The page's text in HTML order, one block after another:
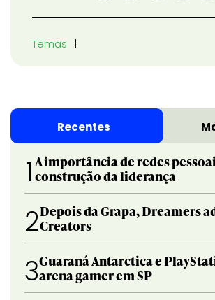
Temas
Recentes
1 A importância de redes
construção da liderança
2Depois da Grapa, Dreamers
Creators
3Guaraná Antarctica e
arena gamer em SP